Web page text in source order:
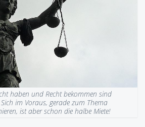
haben und Recht bekommen sind
im Voraus, gerade zum Thema
ist aber schon die halbe Miete!